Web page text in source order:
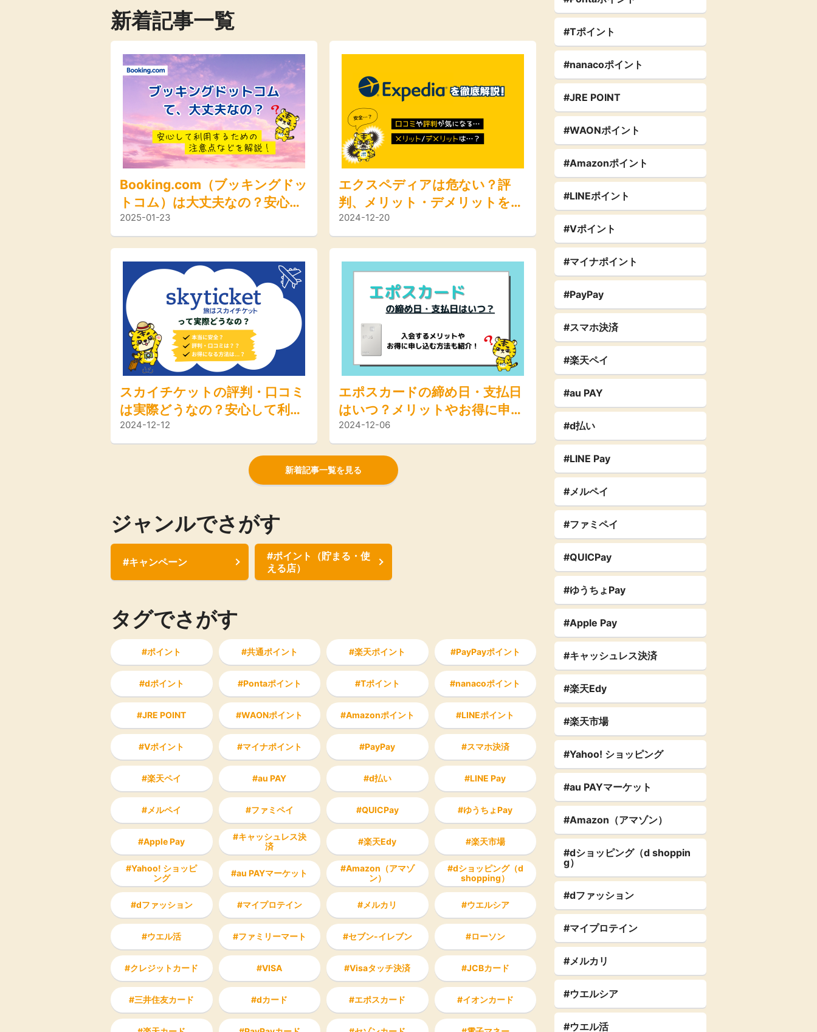
新着記事一覧
Booking.com（ブッキングドッ
トコム）は大丈夫なの？安心し
て利用するための注意点などを
解説！
2025-01-23
エクスペディアは危ない？評
判、メリット・デメリットを徹
底解説
2024-12-20
スカイチケットの評判・口コミ
は実際どうなの？安心して利用
するためのポイントやお得な方
法をご紹介！
2024-12-12
エポスカードの締め日・支払日
はいつ？メリットやお得に申し
込む方法も紹介！
2024-12-06
新着記事一覧を見る
ジャンルでさがす
#キャンペーン
#ポイント（貯まる・使
える店）
タグでさがす
ポイント 共通ポイント 楽天ポイント PayPayポイント
dポイント Pontaポイント Tポイント nanacoポイント
JRE POINT WAONポイント Amazonポイント LINEポイント
Vポイント マイナポイント PayPay スマホ決済
楽天ペイ au PAY d払い LINE Pay
メルペイ ファミペイ QUICPay ゆうちょPay
Apple Pay
キャッシュレス決
済
楽天Edy 楽天市場
Yahoo! ショッピ
ング
au PAYマーケット
Amazon（アマゾ
ン）
dショッピング（d
shopping）
dファッション マイプロテイン メルカリ ウエルシア
ウエル活 ファミリーマート セブン-イレブン ローソン
クレジットカード VISA Visaタッチ決済 JCBカード
三井住友カード dカード エポスカード イオンカード
#Tポイント
#nanacoポイント
#JRE POINT
#WAONポイント
#Amazonポイント
#LINEポイント
#Vポイント
#マイナポイント
#PayPay
#スマホ決済
#楽天ペイ
#au PAY
#d払い
#LINE Pay
#メルペイ
#ファミペイ
#QUICPay
#ゆうちょPay
#Apple Pay
#キャッシュレス決済
#楽天Edy
#楽天市場
#Yahoo! ショッピング
#au PAYマーケット
#Amazon（アマゾン）
#dショッピング（d shoppin
g）
#dファッション
#マイプロテイン
#メルカリ
#ウエルシア
#ウエル活